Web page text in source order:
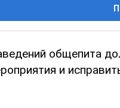
общепита
и